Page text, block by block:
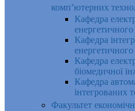
комп’ютерних
Кафедра
Кафедра
Кафедра
біомедичної
Кафедра
інтегрованих
Факультет